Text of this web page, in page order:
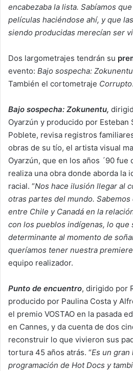
encabezaba la lista. Sabíamos
películas haciéndose ahí, y que
siendo producidas merecían ser
Dos largometrajes tendrán su
evento: Bajo sospecha:
También el cortometraje Corrupto.
Bajo sospecha: Zokunentu,
Oyarzún y producido por Esteban
Poblete, revisa registros
obras de su tío, el artista visual
Oyarzún, que en los años ´90
realiza una obra donde aborda la
racial. “Nos hace ilusión llegar al
otras partes del mundo.
entre Chile y Canadá en la
con los pueblos indígenas, lo que
determinante al momento de
queríamos tener nuestra
equipo realizador.
Punto de encuentro, dirigido por
producido por Paulina Costa y
el premio VOSTAO en la pasada
en Cannes, y da cuenta de dos
reconstruir lo que vivieron sus
tortura 45 años atrás. “Es un
programación de Hot Docs y